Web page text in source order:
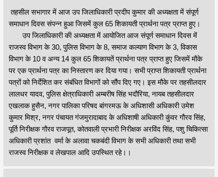
तहसील सभागार में आज उप जिलाधिकारी प्रदीप कुमार की अध्यक्षता में संपूर्ण
समाधान दिवस संपन्न हुआ जिसमें कुल 65 शिकायती प्रार्थना पत्र प्राप्त हुए।
उप जिलाधिकारी की अध्यक्षता में आयोजित आज संपूर्ण समाधान दिवस में
राजस्व विभाग के 30, पुलिस विभाग के 8, समाज कल्याण विभाग के 3, विकास
विभाग के 10 व अन्य 14 कुल 65 शिकायतें प्रार्थना पत्र प्राप्त हुए जिसमें मौके
पर एक प्रार्थना पत्र का निस्तारण कर दिया गया। सभी प्राप्त शिकायती प्रार्थना
पत्रों को निर्देशित कर संबंधित विभागों को सौंप दिए गए। इस मौके पर तहसीलदार
लालधर यादव, पुलिस क्षेत्राधिकारी अम्बरीष सिंह भदौरिया, नायब तहसीलदार
एखलाक हुसैन, नगर पालिका परिषद बांगरमऊ के अधिशासी अधिकारी उमेश
कुमार मिश्र, नगर पंचायत गंजमुरादाबाद के अधिशाषी अधिकारी कुंवर गौरव सिंह,
पूर्ति निरीक्षक गौरव राजपूत, कोतवाली प्रभारी निरीक्षक अरविंद सिंह, पशु चिकित्सा
अधिकारी प्रशांत वर्मा के अलावा चकबंदी विभाग के सभी अधिकारी तथा सभी
राजस्व निरीक्षक व लेखपाल आदि उपस्थित रहे।।